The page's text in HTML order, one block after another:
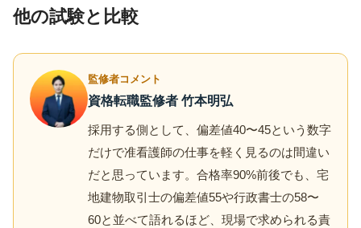
他の試験と比較
監修者コメント
資格転職監修者 竹本明弘
採用する側として、偏差値40〜45という数字
だけで准看護師の仕事を軽く見るのは間違い
だと思っています。合格率90%前後でも、宅
地建物取引士の偏差値55や行政書士の58〜
60と並べて語れるほど、現場で求められる責